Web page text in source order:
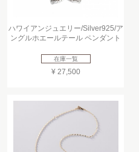
ハワイアンジュエリー/Silver925/ア
ングルホエールテール ペンダント
在庫一覧
¥ 27,500